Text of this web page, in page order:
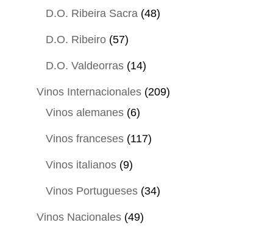
productos
D.O. Ribeira Sacra 4848
D.O. Ribeiro 5757
productos
D.O. Valdeorras 1414
productos
Vinos Internacionales 209209
Vinos alemanes 66
productos
Vinos franceses 117117
Vinos italianos 99
productos
Vinos Portugueses 3434
Vinos Nacionales 4949